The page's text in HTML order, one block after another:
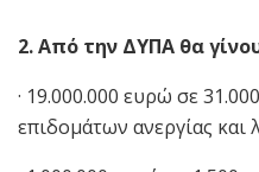
2. Από την ΔΥΠΑ θα
· 19.000.000 ευρώ σε
επιδομάτων ανεργίας